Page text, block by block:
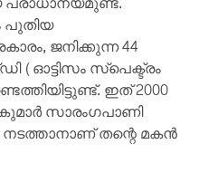
പുതിയ
ജനിക്കുന്ന 44
(ഓട്ടിസം സ്പെക്ട്രം
ഇത് 2000
സാരംഗപാണി
തന്റെ മകൻ